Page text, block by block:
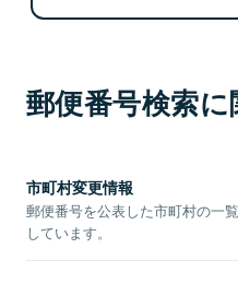
郵便番号検索
市町村変更情報
郵便番号を公表した市町村の一
しています。